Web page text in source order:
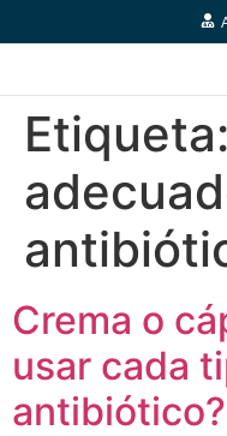
Etiqueta:
Crema o
usar cada
antibiótico?